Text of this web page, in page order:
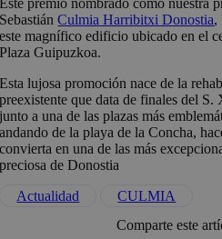
Este premio nombrado como nuestra
SebastiánCulmia Harribitxi Donostia,
este magnífico edificio ubicado en el
Plaza Guipuzkoa.
Esta lujosa promoción nace de la
preexistente que data de finales del
junto a una de las plazas más
andando de la playa de la Concha,
convierta en una de las más
preciosa de Donostia
Actualidad
CULMIA
Comparte este